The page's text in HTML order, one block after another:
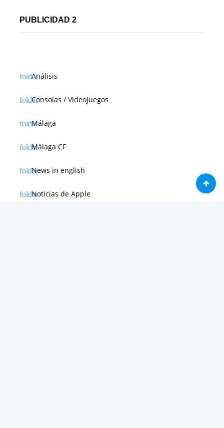
PUBLICIDAD 2
Análisis
Consolas / Videojuegos
Málaga
Málaga CF
News in english
Noticias de Apple